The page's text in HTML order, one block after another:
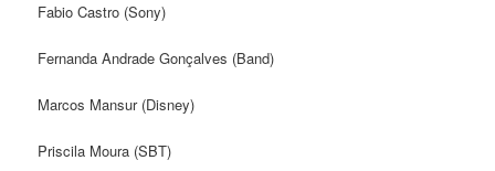
Fabio Castro (Sony)
Fernanda Andrade Gonçalves (Band)
Marcos Mansur (Disney)
Priscila Moura (SBT)